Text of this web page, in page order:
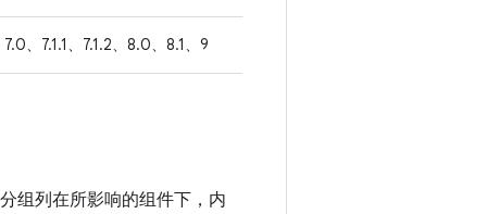
7.0、7.1.1、7.1.2、8.0、8.1、9
组列在所影响的组件下，内